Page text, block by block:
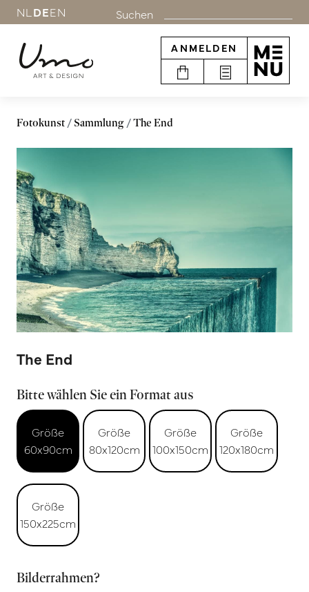
NL DEEN Suchen
ANMELDEN
Fotokunst Sammlung The End
The End
Bitte wählen Sie ein Format aus
Größe
60x90cm
Größe
80x120cm
Größe
100x150cm
Größe
120x180cm
Größe
150x225cm
Bilderrahmen?